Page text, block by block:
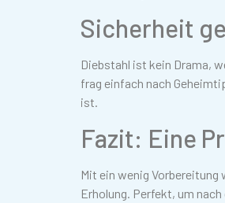
Sicherheit
Diebstahl ist kein Drama,
frag einfach nach
ist.
Fazit: Eine
Mit ein wenig Vorbereitung
Erholung. Perfekt, um